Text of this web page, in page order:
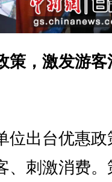
策，激发游客
出台优惠政
、刺激消费。